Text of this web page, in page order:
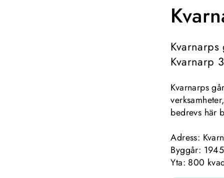
Kvarnarp
Kvarnarps
bedrevs här
Adress:
Byggår: 1945
Yta: 800